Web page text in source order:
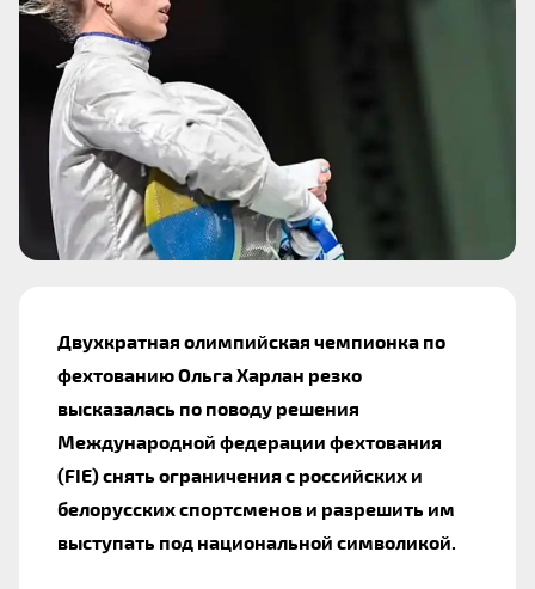
Двухкратная олимпийская чемпионка по
фехтованию Ольга Харлан резко
высказалась по поводу решения
Международной федерации фехтования
(FIE) снять ограничения с российских и
белорусских спортсменов и разрешить им
выступать под национальной символикой.